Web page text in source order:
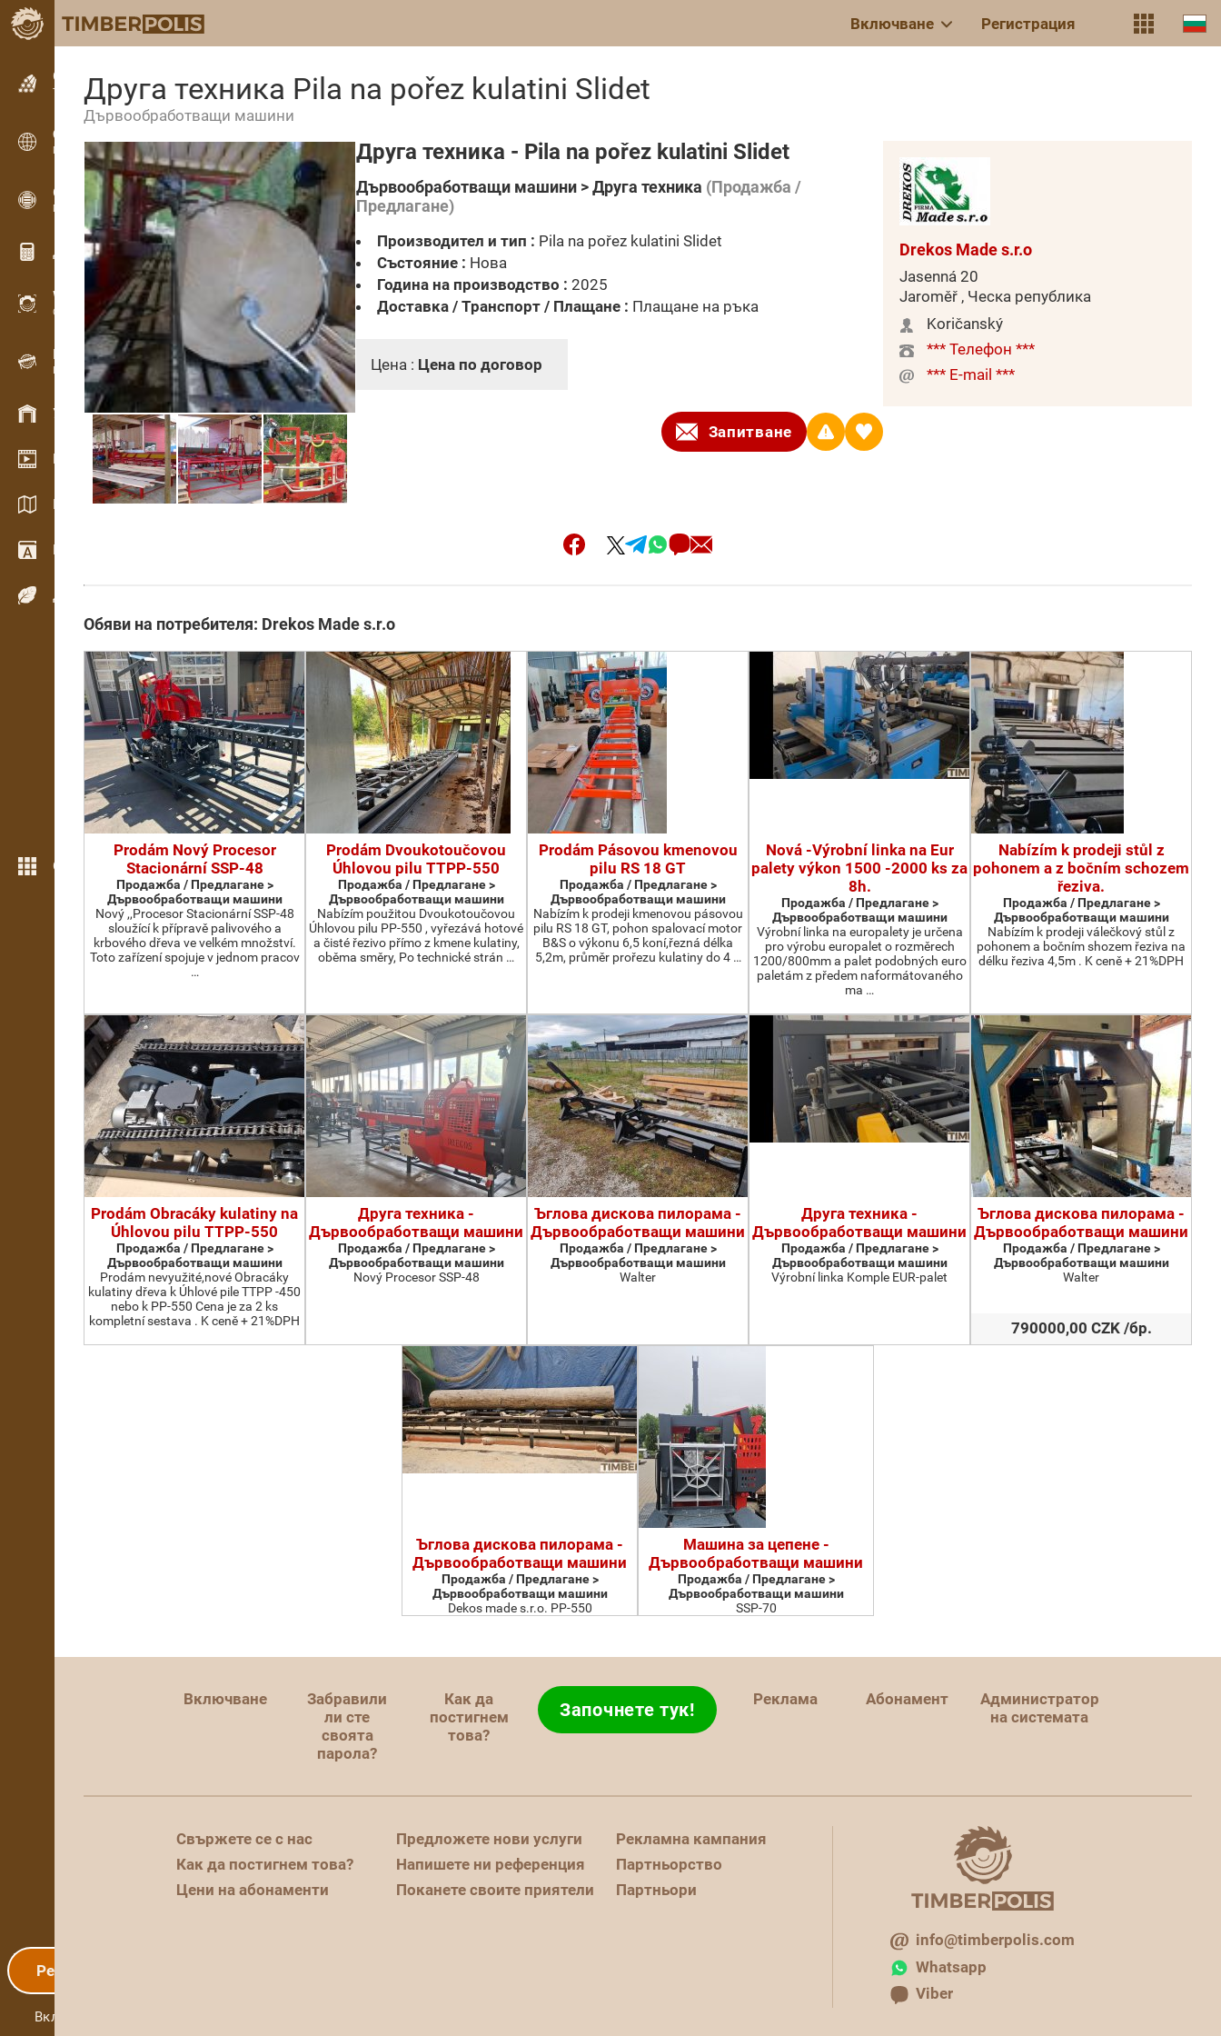
Включване Регистрация
Обявления
Текстови обяви
Обявления
Международни обяви
OPTI-TIMB
Модели на рязане
Дървообработващи калкулатори
WoodProfi
Обем на дървесината с ИИ
Рекордер
Инвентаризация на дървесина на терен
Управление на склад
Видео галерия
Каталози / Брошури
Речник
Дървесни видове
Още функции
Регистрация
Включване
Друга техника Pila na pořez kulatini Slidet
Дървообработващи машини
Друга техника - Pila na pořez kulatini Slidet
Дървообработващи машини > Друга техника (Продажба /
Предлагане)
Производител и тип : Pila na pořez kulatini Slidet
Състояние : Нова
Година на производство : 2025
Доставка / Транспорт / Плащане : Плащане на ръка
Цена : Цена по договор
Запитване
Drekos Made s.r.o
Jasenná 20
Jaroměř , Ческа република
Koričanský
*** Телефон ***
*** E-mail ***
Обяви на потребителя: Drekos Made s.r.o
Prodám Nový Procesor
Stacionární SSP-48
Продажба / Предлагане >
Дървообработващи машини
Nový ,,Procesor Stacionární SSP-48
sloužící k přípravě palivového a
krbového dřeva ve velkém množství.
Toto zařízení spojuje v jednom pracov
…
Prodám Dvoukotoučovou
Úhlovou pilu TTPP-550
Продажба / Предлагане >
Дървообработващи машини
Nabízím použitou Dvoukotoučovou
Úhlovou pilu PP-550 , vyřezává hotové
a čisté řezivo přímo z kmene kulatiny,
oběma směry, Po technické strán …
Prodám Pásovou kmenovou
pilu RS 18 GT
Продажба / Предлагане >
Дървообработващи машини
Nabízím k prodeji kmenovou pásovou
pilu RS 18 GT, pohon spalovací motor
B&S o výkonu 6,5 koní,řezná délka
5,2m, průměr prořezu kulatiny do 4 …
Nová -Výrobní linka na Eur
palety výkon 1500 -2000 ks za
8h.
Продажба / Предлагане >
Дървообработващи машини
Výrobní linka na europalety je určena
pro výrobu europalet o rozměrech
1200/800mm a palet podobných euro
paletám z předem naformátovaného
ma …
Nabízím k prodeji stůl z
pohonem a z bočním schozem
řeziva.
Продажба / Предлагане >
Дървообработващи машини
Nabízím k prodeji válečkový stůl z
pohonem a bočním shozem řeziva na
délku řeziva 4,5m . K ceně + 21%DPH
Prodám Obracáky kulatiny na
Úhlovou pilu TTPP-550
Продажба / Предлагане >
Дървообработващи машини
Prodám nevyužité,nové Obracáky
kulatiny dřeva k Úhlové pile TTPP -450
nebo k PP-550 Cena je za 2 ks
kompletní sestava . K ceně + 21%DPH
Друга техника -
Дървообработващи машини
Продажба / Предлагане >
Дървообработващи машини
Nový Procesor SSP-48
Ъглова дискова пилорама -
Дървообработващи машини
Продажба / Предлагане >
Дървообработващи машини
Walter
Друга техника -
Дървообработващи машини
Продажба / Предлагане >
Дървообработващи машини
Výrobní linka Komple EUR-palet
Ъглова дискова пилорама -
Дървообработващи машини
Продажба / Предлагане >
Дървообработващи машини
Walter
790000,00 CZK /бр.
Ъглова дискова пилорама -
Дървообработващи машини
Продажба / Предлагане >
Дървообработващи машини
Dekos made s.r.o. PP-550
Машина за цепене -
Дървообработващи машини
Продажба / Предлагане >
Дървообработващи машини
SSP-70
Включване
Забравили
ли сте
своята
парола?
Как да
постигнем
това?
Започнете тук! Реклама Абонамент
Администратор
на системата
Свържете се с нас
Как да постигнем това?
Цени на абонаменти
Предложете нови услуги
Напишете ни референция
Поканете своите приятели
Рекламна кампания
Партньорство
Партньори
info@timberpolis.com
Whatsapp
Viber